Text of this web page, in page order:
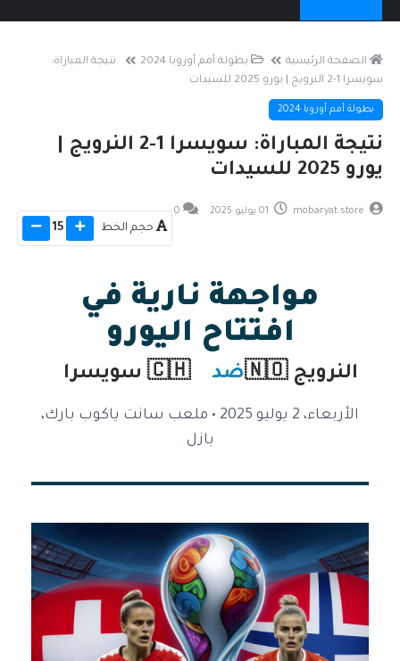
الصفحة الرئيسية بطولة أمم أوروبا 2024
نتيجة المباراة:
سويسرا 1-2 النرويج | يورو 2025 للسيدات
بطولة أمم أوروبا 2024
نتيجة المباراة: سويسرا 1-2 النرويج |
يورو 2025 للسيدات
mobaryat.store
0
حجم الخط 15
مواجهة نارية في
افتتاح اليورو
النرويج 🇳🇴 ضد 🇨🇭 سويسرا
الأربعاء، 2 يوليو 2025 • ملعب سانت ياكوب بارك،
بازل